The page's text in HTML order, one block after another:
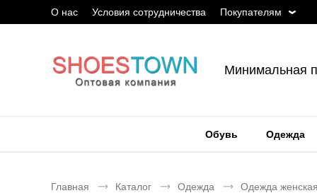
О нас Условия сотрудничества Покупателям
Минимальная
Обувь Одежда
Главная Каталог Одежда Одежда женская